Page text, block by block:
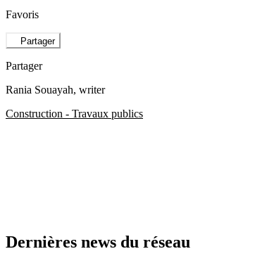
Favoris
Partager
Partager
Rania Souayah, writer
Construction - Travaux publics
Dernières news du réseau